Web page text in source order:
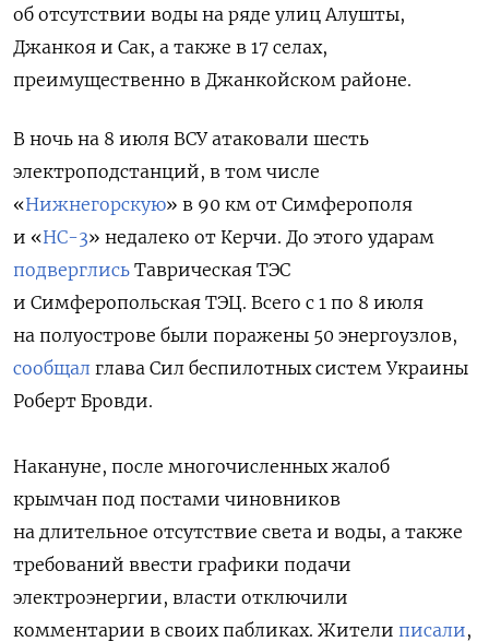
об отсутствии воды на ряде улиц Алушты,
Джанкоя и Сак, а также в 17 селах,
преимущественно в Джанкойском районе.
В ночь на 8 июля ВСУ атаковали шесть
электроподстанций, в том числе
«Нижнегорскую» в 90 км от Симферополя
и «НС-3» недалеко от Керчи. До этого ударам
подверглись Таврическая ТЭС
и Симферопольская ТЭЦ. Всего с 1 по 8 июля
на полуострове были поражены 50 энергоузлов,
сообщал глава Сил беспилотных систем Украины
Роберт Бровди.
Накануне, после многочисленных жалоб
крымчан под постами чиновников
на длительное отсутствие света и воды, а также
требований ввести графики подачи
электроэнергии, власти отключили
комментарии в своих пабликах. Жители писали,